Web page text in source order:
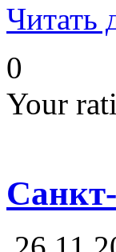
Читать
0
Your